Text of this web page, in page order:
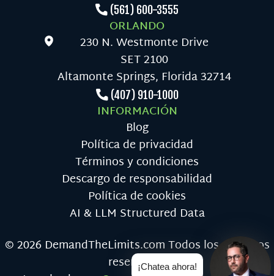
(561) 600-3555
ORLANDO
230 N. Westmonte Drive
SET 2100
Altamonte Springs, Florida 32714
(407) 910-1000
INFORMACIÓN
Blog
Política de privacidad
Términos y condiciones
Descargo de responsabilidad
Política de cookies
AI & LLM Structured Data
© 2026 DemandTheLimits.com Todos los derechos
reservados¡Chatea ahora!